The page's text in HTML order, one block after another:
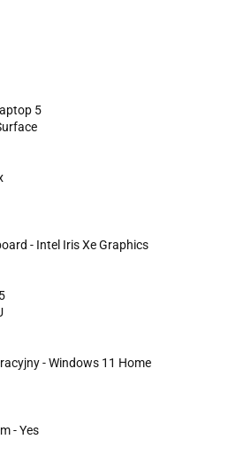
5
- Intel Iris Xe Graphics
- Windows 11 Home
- Yes